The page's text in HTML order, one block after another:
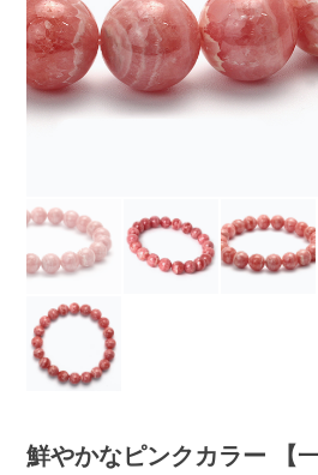
鮮やかなピンクカラー 【